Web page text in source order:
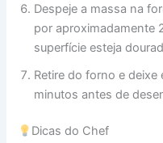
Despeje a massa na
por aproximadamente
superfície esteja
Retire do forno e
minutos antes de
Dicas do Chef